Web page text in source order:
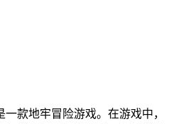
款地牢冒险游戏。在游戏中，